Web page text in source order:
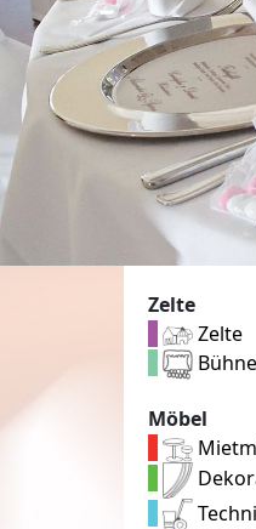
Zelte
Zelte
Möbel